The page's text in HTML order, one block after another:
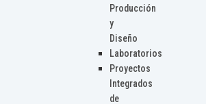
Producción
y
Diseño
Laboratorios
Proyectos
Integrados
de